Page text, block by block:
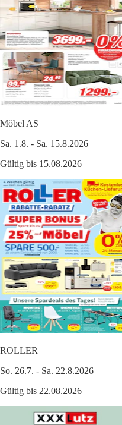
Möbel AS
Sa. 1.8. - Sa. 15.8.2026
Gültig bis 15.08.2026
ROLLER
So. 26.7. - Sa. 22.8.2026
Gültig bis 22.08.2026